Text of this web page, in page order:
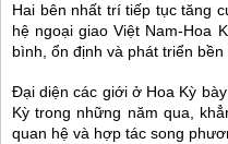
Hai bên nhất trí tiếp tục tăng
hệ ngoại giao Việt Nam-Hoa
bình, ổn định và phát triển
Đại diện các giới ở Hoa Kỳ
Kỳ trong những năm qua,
quan hệ và hợp tác song